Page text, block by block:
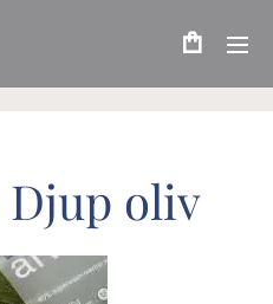
Djup oliv